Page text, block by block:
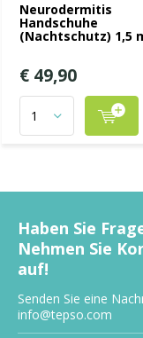
Neurodermitis
Handschuhe
(Nachtschutz) 1,5
€ 49,90
Haben Sie
Nehmen Sie
auf!
Senden Sie eine
info@tepso.com